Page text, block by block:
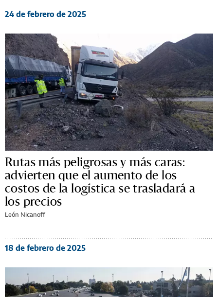
24 de febrero de 2025
Rutas más peligrosas y más caras:
advierten que el aumento de los
costos de la logística se trasladará a
los precios
León Nicanoff
18 de febrero de 2025